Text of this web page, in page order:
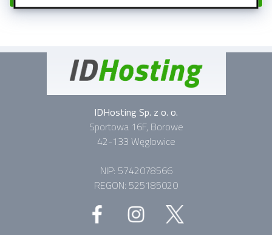
IDHosting Sp. z o. o.
Sportowa 16F, Borowe
42-133 Węglowice
NIP: 5742078566
REGON: 525185020